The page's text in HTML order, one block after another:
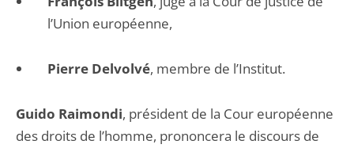
l’Union européenne,
Pierre Delvolvé, membre de l’Institut.
Guido Raimondi, président de la Cour européenne
des droits de l’homme, prononcera le discours de